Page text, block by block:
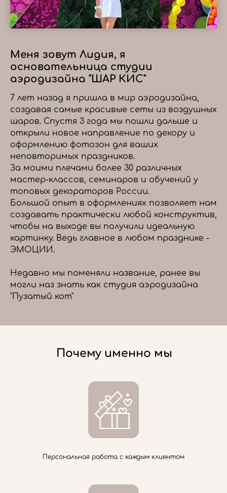
Меня зовут Лидия, я
основательница студии
аэродизайна "ШАР КИС"
7 лет назад я пришла в мир аэродизайна,
создавая самые красивые сеты из воздушных
шаров. Спустя 3 года мы пошли дальше и
открыли новое направление по декору и
оформлению фотозон для ваших
неповторимых праздников.
За моими плечами более 30 различных
мастер-классов, семинаров и обучений у
топовых декораторов России.
Большой опыт в оформлениях позволяет нам
создавать практически любой конструктив,
чтобы на выходе вы получили идеальную
картинку. Ведь главное в любом празднике -
ЭМОЦИИ.
Недавно мы поменяли название, ранее вы
могли наз знать как студия аэродизайна
"Пузатый кот"
Почему именно мы
Персональная работа с каждым клиентом